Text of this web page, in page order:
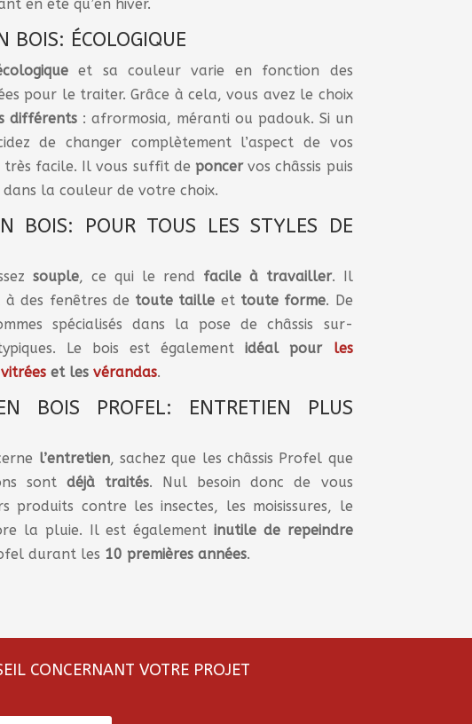
en été qu’en hiver.
BOIS: ÉCOLOGIQUE
et sa couleur varie en fonction des
pour le traiter. Grâce à cela, vous avez le choix
différents: afrormosia, méranti ou padouk. Si un
de changer complètement l’aspect de vos
très facile. Il vous suffit deponcervos châssis puis
la couleur de votre choix.
BOIS: POUR TOUS LES STYLES DE
souple, ce qui le rend facile à travailler. Il
à des fenêtres de toute taille et toute forme. De
spécialisés dans la pose de châssis sur-
Le bois est également idéal pour les
et les vérandas.
BOIS PROFEL: ENTRETIEN PLUS
l’entretien, sachez que les châssis Profel que
sont déjà traités. Nul besoin donc de vous
produits contre les insectes, les moisissures, le
la pluie. Il est également inutile de repeindre
durant les 10 premières années.
CONCERNANT VOTRE PROJET